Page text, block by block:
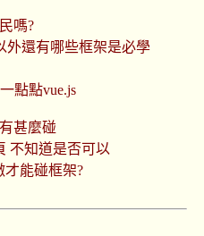
嗎?
外還有哪些框架是必學
點點vue.js
甚麼碰
不知道是否可以
才能碰框架?